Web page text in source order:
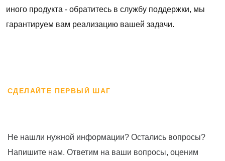
иного продукта - обратитесь в службу поддержки, мы
гарантируем вам реализацию вашей задачи.
СДЕЛАЙТЕ ПЕРВЫЙ ШАГ
Не нашли нужной информации? Остались вопросы?
Напишите нам. Ответим на ваши вопросы, оценим